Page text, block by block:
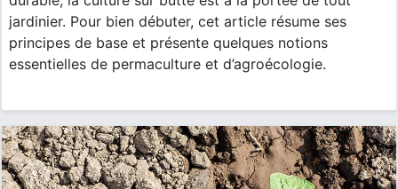
jardinier. Pour bien débuter, cet article résume ses
principes de base et présente quelques notions
essentielles de permaculture et d’agroécologie.